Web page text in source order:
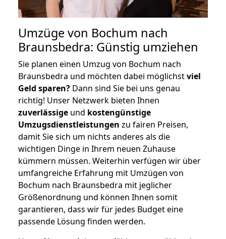
Umzüge von Bochum nach
Braunsbedra: Günstig umziehen
Sie planen einen Umzug von Bochum nach
Braunsbedra und möchten dabei möglichstviel
Geld sparen? Dann sind Sie bei uns genau
richtig! Unser Netzwerk bieten Ihnen
zuverlässige und kostengünstige
Umzugsdienstleistungen zu fairen Preisen,
damit Sie sich um nichts anderes als die
wichtigen Dinge in Ihrem neuen Zuhause
kümmern müssen. Weiterhin verfügen wir über
umfangreiche Erfahrung mit Umzügen von
Bochum nach Braunsbedra mit jeglicher
Größenordnung und können Ihnen somit
garantieren, dass wir für jedes Budget eine
passende Lösung finden werden.